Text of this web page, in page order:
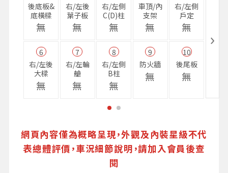
後底板&
底橫樑
無
右/左後
葉子板
無
右/左側
C(D)柱
無
車頂/內
支架
無
右/左側
戶定
無
6
右/左後
大樑
無
7
右/左輪
艙
無
8
右/左側
B柱
無
9
防火牆
無
10
後尾板
無
網頁內容僅為概略呈現，外觀及內裝星級不代
表總體評價，車況細節說明，請加入會員後查
閱